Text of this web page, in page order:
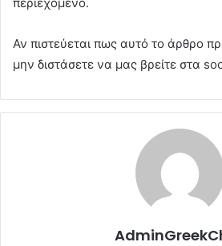
Αν πιστεύεται πως αυτό το άρθρο
μην διστάσετε να μας βρείτε στα